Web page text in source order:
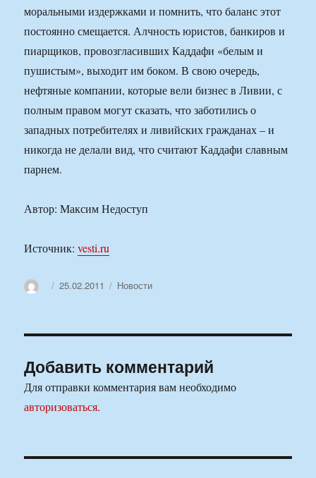
моральными издержками и помнить, что баланс этот
постоянно смещается. Алчность юристов, банкиров и
пиарщиков, провозгласивших Каддафи «белым и
пушистым», выходит им боком. В свою очередь,
нефтяные компании, которые вели бизнес в Ливии, с
полным правом могут сказать, что заботились о
западных потребителях и ливийских гражданах – и
никогда не делали вид, что считают Каддафи славным
парнем.
Автор: Максим Недоступ
Источник:vesti.ru
АвторОпубликовано
25.02.2011 Рубрики
Новости
Добавить комментарий
Для отправки комментария вам необходимо
авторизоваться.